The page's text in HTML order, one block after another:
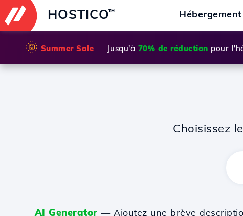
HOSTICO™ Hébergement
🌞 Summer Sale — Jusqu'à 70% de réduction pour
Choisissez le
AI Generator — Ajoutez une brève